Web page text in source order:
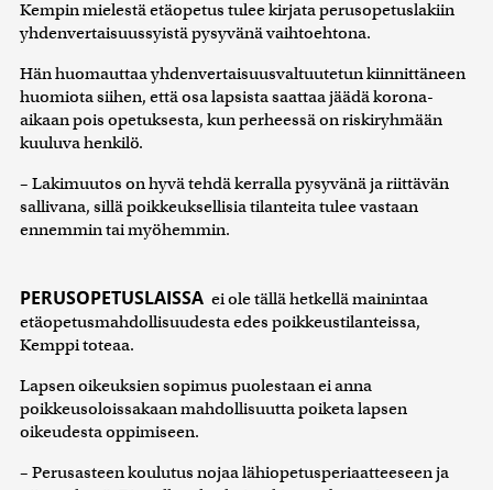
Kempin mielestä etäopetus tulee kirjata perusopetuslakiin
yhdenvertaisuussyistä pysyvänä vaihtoehtona.
Hän huomauttaa yhdenvertaisuusvaltuutetun kiinnittäneen
huomiota siihen, että osa lapsista saattaa jäädä korona-
aikaan pois opetuksesta, kun perheessä on riskiryhmään
kuuluva henkilö.
– Lakimuutos on hyvä tehdä kerralla pysyvänä ja riittävän
sallivana, sillä poikkeuksellisia tilanteita tulee vastaan
ennemmin tai myöhemmin.
PERUSOPETUSLAISSA ei ole tällä hetkellä mainintaa
etäopetusmahdollisuudesta edes poikkeustilanteissa,
Kemppi toteaa.
Lapsen oikeuksien sopimus puolestaan ei anna
poikkeusoloissakaan mahdollisuutta poiketa lapsen
oikeudesta oppimiseen.
– Perusasteen koulutus nojaa lähiopetusperiaatteeseen ja